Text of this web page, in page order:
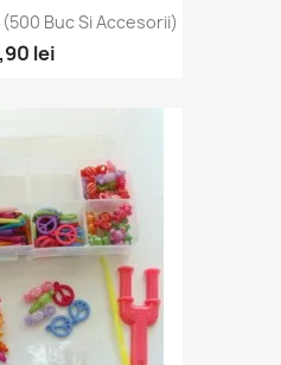
Buc Si Accesorii)
lei